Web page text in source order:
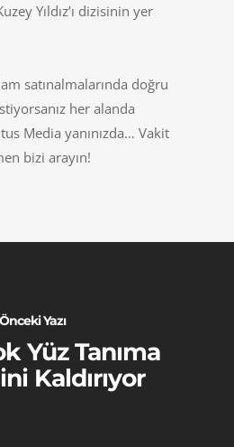
Yıldız’ı dizisinin yer
satınalmalarında doğru
her alanda
Media yanınızda… Vakit
bizi arayın!
Önceki Yazı
Yüz Tanıma
Kaldırıyor